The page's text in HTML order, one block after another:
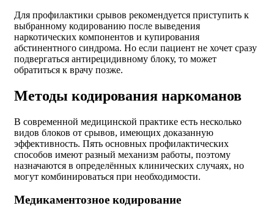
Для профилактики срывов рекомендуется приступить к
выбранному кодированию после выведения
наркотических компонентов и купирования
абстинентного синдрома. Но если пациент не хочет сразу
подвергаться антирецидивному блоку, то может
обратиться к врачу позже.
Методы кодирования наркоманов
В современной медицинской практике есть несколько
видов блоков от срывов, имеющих доказанную
эффективность. Пять основных профилактических
способов имеют разный механизм работы, поэтому
назначаются в определённых клинических случаях, но
могут комбинироваться при необходимости.
Медикаментозное кодирование